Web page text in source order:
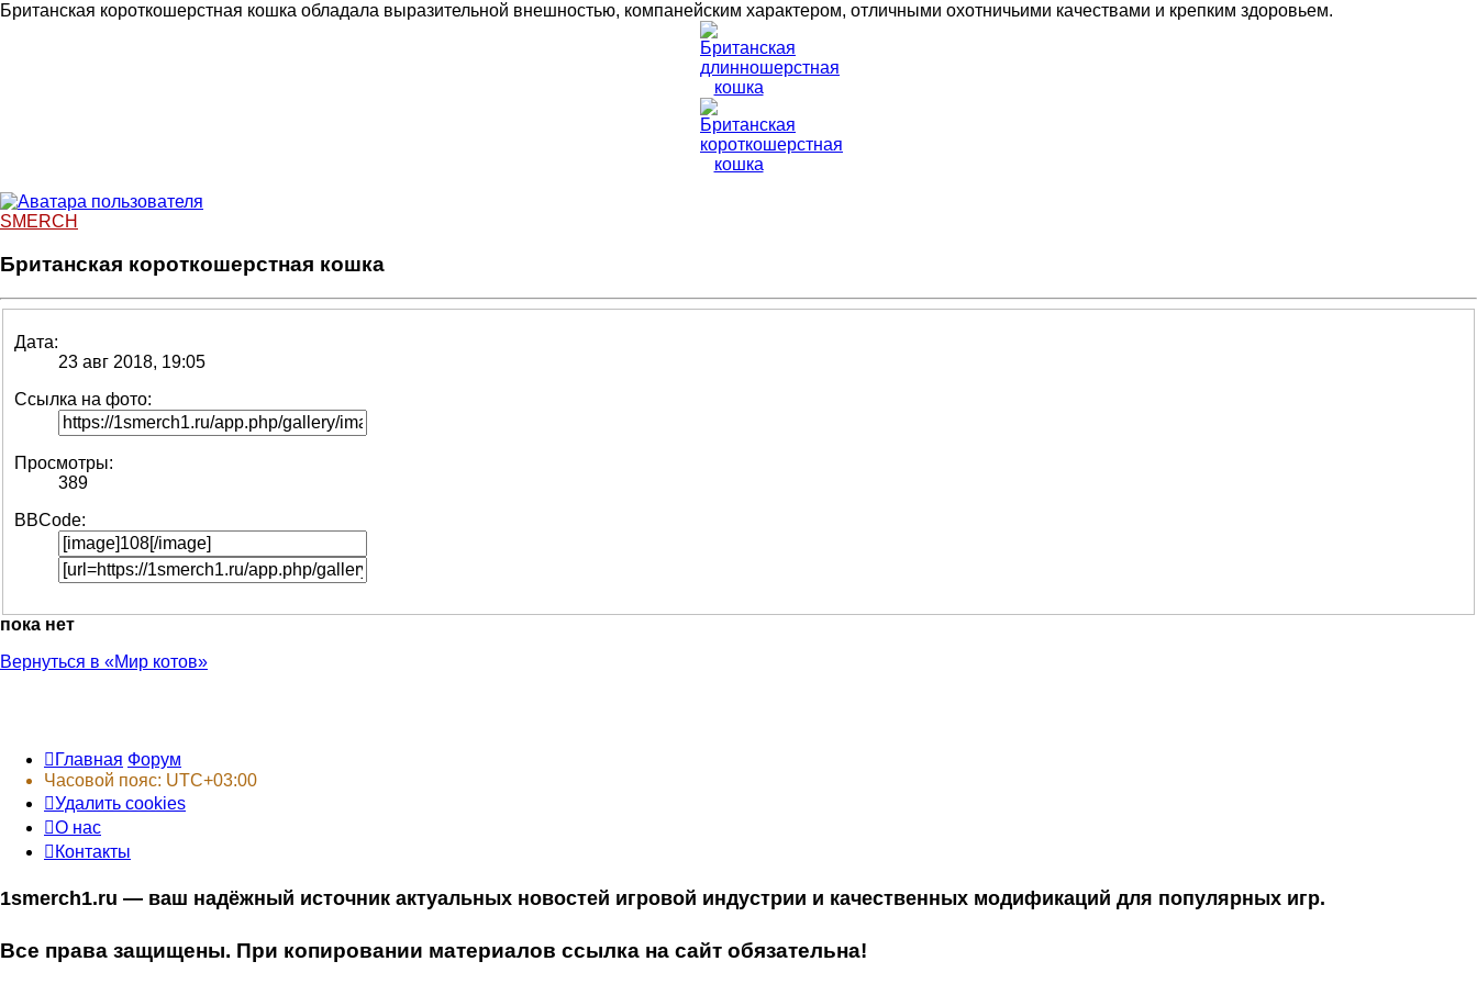
Британская короткошерстная кошка обладала выразительной внешностью, компанейским характером, отличными охотничьими качествами и крепким здоровьем.
SMERCH
Британская короткошерстная кошка
Дата:
23 авг 2018, 19:05
Ссылка на фото:
Просмотры:
389
BBCode:
пока нет
Вернуться в «Мир котов»
Главная Форум
Часовой пояс: UTC+03:00
Удалить cookies
О нас
Контакты
1smerch1.ru — ваш надёжный источник актуальных новостей игровой индустрии и качественных модификаций для популярных игр.
Все права защищены. При копировании материалов ссылка на сайт обязательна!